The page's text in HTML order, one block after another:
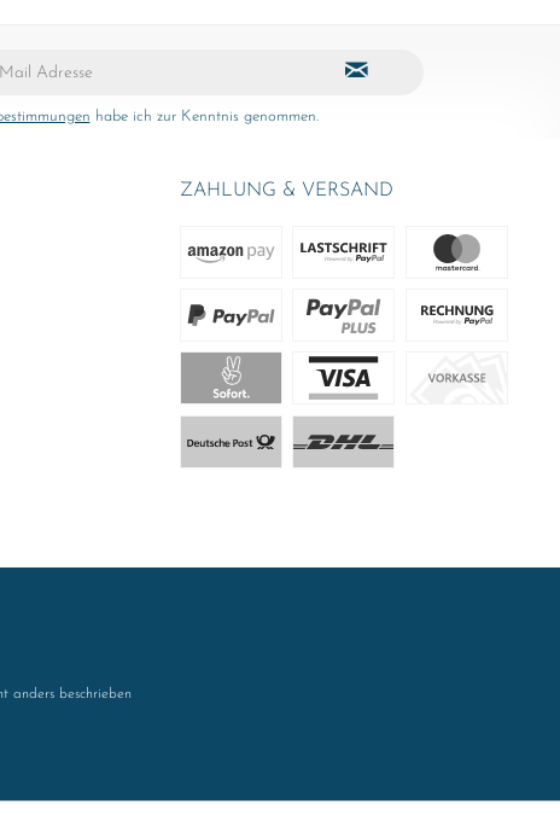
habe ich zur Kenntnis genommen.
ZAHLUNG & VERSAND
anders beschrieben